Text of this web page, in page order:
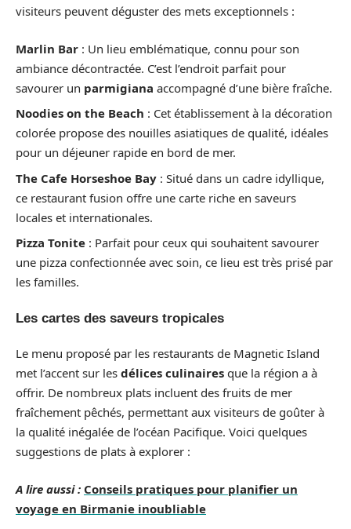
visiteurs peuvent déguster des mets exceptionnels :
Marlin Bar : Un lieu emblématique, connu pour son
ambiance décontractée. C’est l’endroit parfait pour
savourer un parmigiana accompagné d’une bière fraîche.
Noodies on the Beach : Cet établissement à la décoration
colorée propose des nouilles asiatiques de qualité, idéales
pour un déjeuner rapide en bord de mer.
The Cafe Horseshoe Bay : Situé dans un cadre idyllique,
ce restaurant fusion offre une carte riche en saveurs
locales et internationales.
Pizza Tonite : Parfait pour ceux qui souhaitent savourer
une pizza confectionnée avec soin, ce lieu est très prisé par
les familles.
Les cartes des saveurs tropicales
Le menu proposé par les restaurants de Magnetic Island
met l’accent sur les délices culinaires que la région a à
offrir. De nombreux plats incluent des fruits de mer
fraîchement pêchés, permettant aux visiteurs de goûter à
la qualité inégalée de l’océan Pacifique. Voici quelques
suggestions de plats à explorer :
A lire aussi : Conseils pratiques pour planifier un
voyage en Birmanie inoubliable